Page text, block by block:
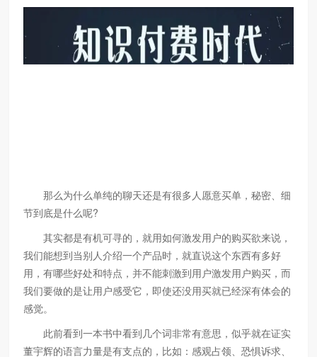
那么为什么单纯的聊天还是有很多人愿意买单，秘密、细
节到底是什么呢?
其实都是有机可寻的，就用如何激发用户的购买欲来说，
我们能想到当别人介绍一个产品时，就直说这个东西有多好
用，有哪些好处和特点，并不能刺激到用户激发用户购买，而
我们要做的是让用户感受它，即使还没用买就已经深有体会的
感觉。
此前看到一本书中看到几个词非常有意思，似乎就在证实
董宇辉的语言力量是有支点的，比如：感观占领、恐惧诉求、